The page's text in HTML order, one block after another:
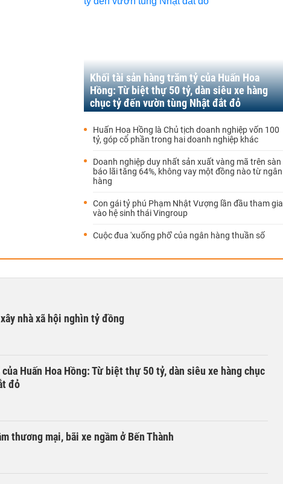
Khối tài sản hàng trăm tỷ của Huấn Hoa
Hồng: Từ biệt thự 50 tỷ, dàn siêu xe hàng
chục tỷ đến vườn tùng Nhật đắt đỏ
Huấn Hoa Hồng là Chủ tịch doanh nghiệp vốn 100
tỷ, góp cổ phần trong hai doanh nghiệp khác
Doanh nghiệp duy nhất sản xuất vàng mã trên sàn
báo lãi tăng 64%, không vay một đồng nào từ ngân
hàng
Con gái tỷ phú Phạm Nhật Vượng lần đầu tham gia
vào hệ sinh thái Vingroup
Cuộc đua 'xuống phố' của ngân hàng thuần số
nhà xã hội nghìn tỷ đồng
Huấn Hoa Hồng: Từ biệt thự 50 tỷ, dàn siêu xe hàng chục
đỏ
thương mại, bãi xe ngầm ở Bến Thành